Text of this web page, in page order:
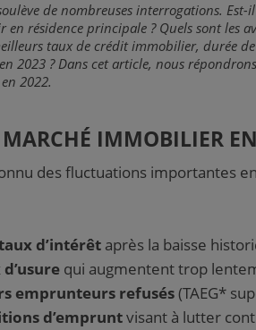
de nombreuses interrogations.
en résidence principale ? Quels sont les
taux de crédit immobilier, durée
2023 ? Dans cet article, nous
2022.
MARCHÉ IMMOBILIER
des fluctuations importantes
d’intérêt après la baisse
qui augmentent trop
emprunteurs refusés(TAEG*
d’empruntvisant à lutter